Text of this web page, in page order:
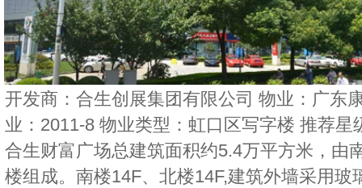
开发商：合生创展集团有限公司 物业：广东
业：2011-8 物业类型：虹口区写字楼 推荐
合生财富广场总建筑面积约5.4万平方米，由
楼组成。南楼14F、北楼14F,建筑外墙采用玻